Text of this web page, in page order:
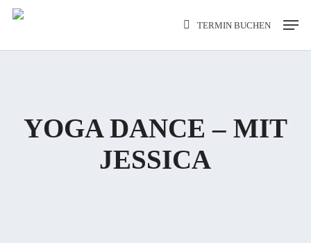
Skip
TERMIN BUCHEN
Menu
YOGA DANCE – MIT
JESSICA